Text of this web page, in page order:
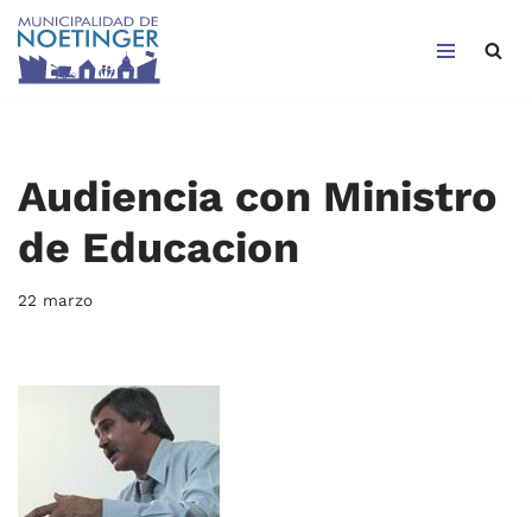
Saltar
Audiencia con Ministro
de Educacion
22 marzo